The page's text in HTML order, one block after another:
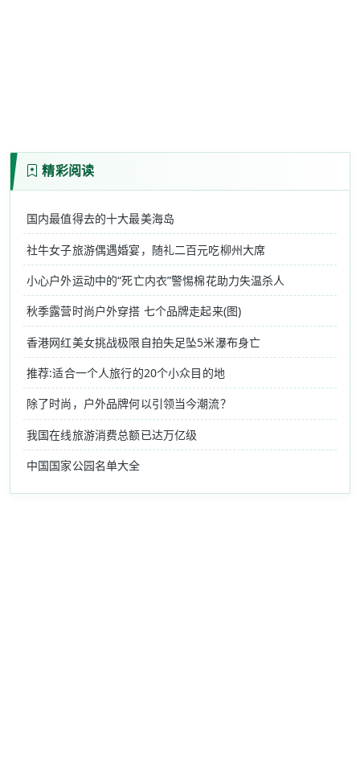
精彩阅读
国内最值得去的十大最美海岛
社牛女子旅游偶遇婚宴，随礼二百元吃柳州大席
小心户外运动中的“死亡内衣”警惕棉花助力失温杀人
秋季露营时尚户外穿搭 七个品牌走起来(图)
香港网红美女挑战极限自拍失足坠5米瀑布身亡
推荐:适合一个人旅行的20个小众目的地
除了时尚，户外品牌何以引领当今潮流？
我国在线旅游消费总额已达万亿级
中国国家公园名单大全